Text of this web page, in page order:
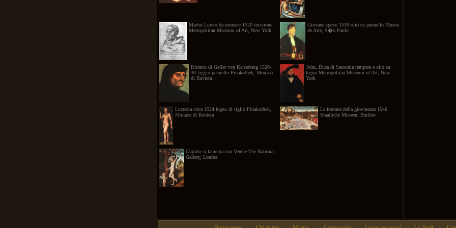
Martin Lutero da monaco 1520 incisione
Metropolitan Museum of Art, New York
Giovane sposo 1539 olio su pannello Museu
de Arte, S�o Paulo
Ritratto di Geiler von Kaiserberg 1520-
30 faggio pannello Pinakothek, Monaco
di Baviera
John, Duca di Sassonia tempera e olio su
legno Metropolitan Museum of Art, New
York
Lucrezia circa 1524 legno di tiglio Pinakothek,
Monaco di Baviera
La fontana della giovinezza 1546
Staatliche Museen, Berlino
Cupido si lamenta con Venere The National
Gallery, Londra